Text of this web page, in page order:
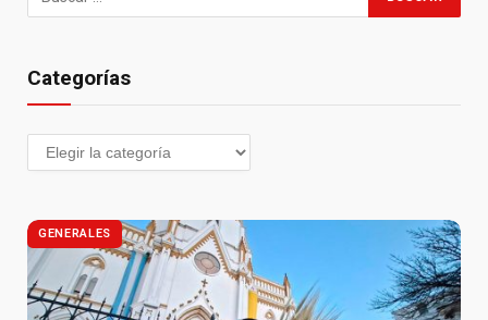
Categorías
GENERALES